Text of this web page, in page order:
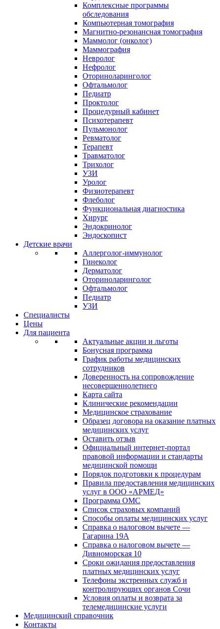
Комплексные программы
обследования
Компьютерная томография
Магнитно-резонансная томография
Маммолог (онколог)
Маммография
Невролог
Нефролог
Оториноларинголог
Офтальмолог
Педиатр
Проктолог
Процедурный кабинет
Психотерапевт
Пульмонолог
Ревматолог
Терапевт
Травматолог
Трихолог
УЗИ
Уролог
Физиотерапевт
Флеболог
Функциональная диагностика
Хирург
Эндокринолог
Эндоскопист
Детские врачи
Аллерголог-иммунолог
Гинеколог
Дерматолог
Оториноларинголог
Офтальмолог
Педиатр
УЗИ
Специалисты
Цены
Для пациента
Актуальные акции и льготы
Бонусная программа
График работы медицинских
сотрудников
Доверенность на сопровождение
несовершеннолетнего
Карта сайта
Клинические рекомендации
Медицинское страхование
Образец договора на оказание платных
медицинских услуг
Оставить отзыв
Официальный интернет-портал
правовой информации и стандарты
медицинской помощи
Порядок подготовки к процедурам
Правила предоставления медицинских
услуг в ООО «АРМЕД»
Программа ОМС
Список страховых компаний
Способы оплаты медицинских услуг
Справка о налоговом вычете —
Гагарина 19А
Справка о налоговом вычете —
Дивноморская 10
Сроки ожидания предоставления
платных медицинских услуг
Телефоны экстренных служб и
контролирующих органов Сочи
Условия оплаты и возврата за
телемедицинские услуги
Медицинский справочник
Контакты